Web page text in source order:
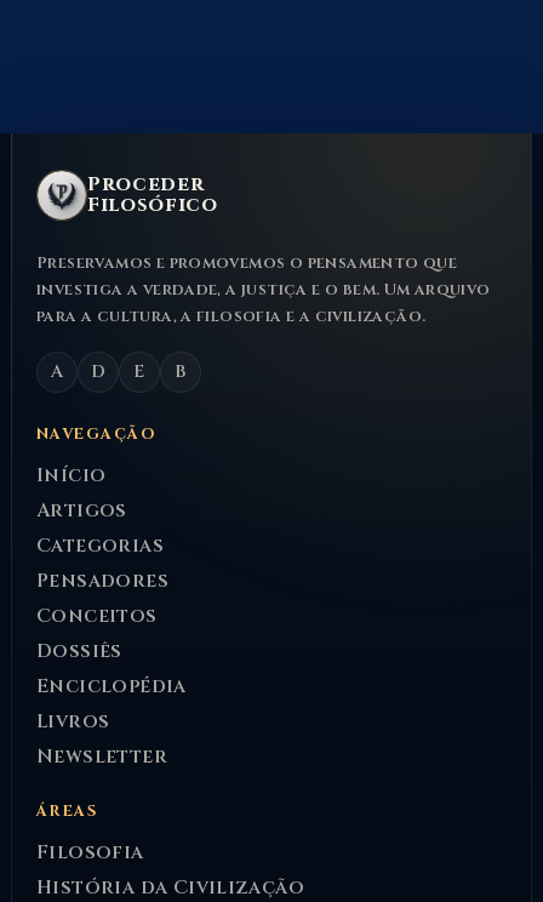
Proceder
Filosófico
Preservamos e promovemos o pensamento que
investiga a verdade, a justiça e o bem. Um arquivo
para a cultura, a filosofia e a civilização.
A D E B
NAVEGAÇÃO
Início
Artigos
Categorias
Pensadores
Conceitos
Dossiês
Enciclopédia
Livros
Newsletter
ÁREAS
Filosofia
História da Civilização